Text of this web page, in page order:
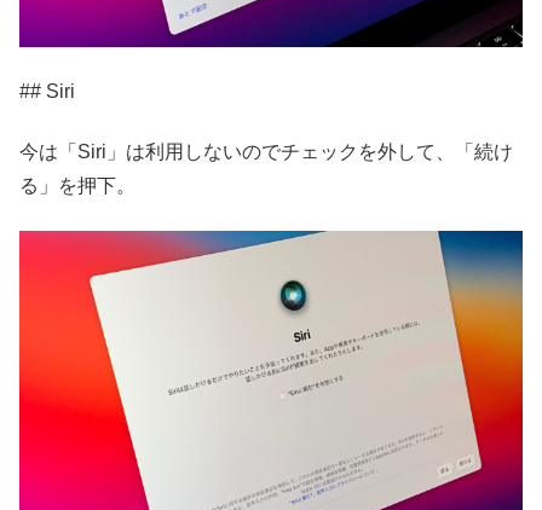
## Siri
今は「Siri」は利用しないのでチェックを外して、「続け
る」を押下。